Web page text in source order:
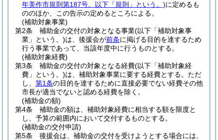
年美作市規則第187号。以下「規則」という。)に定めるも
ののほか、この告示の定めるところによる。
(補助対象事業)
第2条
補助金の交付の対象となる事業(以下「補助対象事
業」という。)は、後援会が前条に掲げる目的を達するため
行う事業であって、当該年度中に行うものとする。
(補助対象経費)
第3条
補助金の交付の対象となる経費(以下「補助対象経
費」という。)は、補助対象事業に要する経費とする。 ただ
し、 第1条の目的を達するために直接必要でない経費その他
市長が適当でないと認める経費を除く。
(補助金の額)
第4条
補助金の額は、補助対象経費に相当する額を限度と
し、予算の範囲内において交付するものとする。
(補助金の交付申請)
第5条
後援会は、補助金の交付を受けようとする場合には、